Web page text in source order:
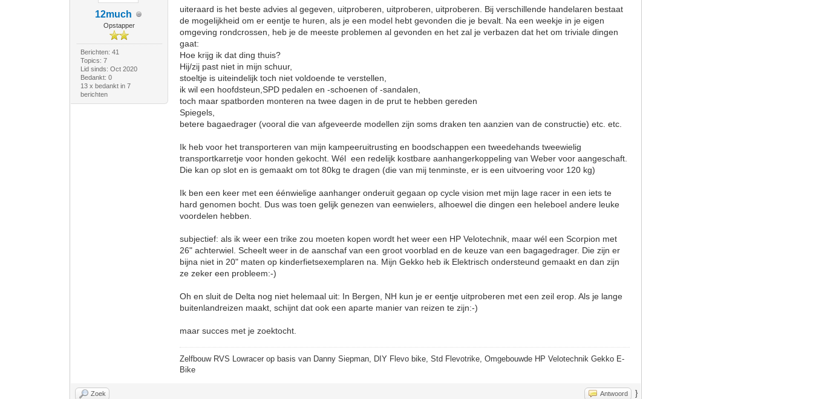
12much
Opstapper
Berichten: 41
Topics: 7
Lid sinds: Oct 2020
Bedankt: 0
13 x bedankt in 7
berichten
uiteraard is het beste advies al gegeven, uitproberen, uitproberen, uitproberen. Bij verschillende handelaren bestaat
de mogelijkheid om er eentje te huren, als je een model hebt gevonden die je bevalt. Na een weekje in je eigen
omgeving rondcrossen, heb je de meeste problemen al gevonden en het zal je verbazen dat het om triviale dingen
gaat:
Hoe krijg ik dat ding thuis?
Hij/zij past niet in mijn schuur,
stoeltje is uiteindelijk toch niet voldoende te verstellen,
ik wil een hoofdsteun,SPD pedalen en -schoenen of -sandalen,
toch maar spatborden monteren na twee dagen in de prut te hebben gereden
Spiegels,
betere bagaedrager (vooral die van afgeveerde modellen zijn soms draken ten aanzien van de constructie) etc. etc.
Ik heb voor het transporteren van mijn kampeeruitrusting en boodschappen een tweedehands tweewielig
transportkarretje voor honden gekocht. Wél een redelijk kostbare aanhangerkoppeling van Weber voor aangeschaft.
Die kan op slot en is gemaakt om tot 80kg te dragen (die van mij tenminste, er is een uitvoering voor 120 kg)
Ik ben een keer met een éénwielige aanhanger onderuit gegaan op cycle vision met mijn lage racer in een iets te
hard genomen bocht. Dus was toen gelijk genezen van eenwielers, alhoewel die dingen een heleboel andere leuke
voordelen hebben.
subjectief: als ik weer een trike zou moeten kopen wordt het weer een HP Velotechnik, maar wél een Scorpion met
26" achterwiel. Scheelt weer in de aanschaf van een groot voorblad en de keuze van een bagagedrager. Die zijn er
bijna niet in 20" maten op kinderfietsexemplaren na. Mijn Gekko heb ik Elektrisch ondersteund gemaakt en dan zijn
ze zeker een probleem:-)
Oh en sluit de Delta nog niet helemaal uit: In Bergen, NH kun je er eentje uitproberen met een zeil erop. Als je lange
buitenlandreizen maakt, schijnt dat ook een aparte manier van reizen te zijn:-)
maar succes met je zoektocht.
Zelfbouw RVS Lowracer op basis van Danny Siepman, DIY Flevo bike, Std Flevotrike, Omgebouwde HP Velotechnik Gekko E-
Bike
Zoek Antwoord }